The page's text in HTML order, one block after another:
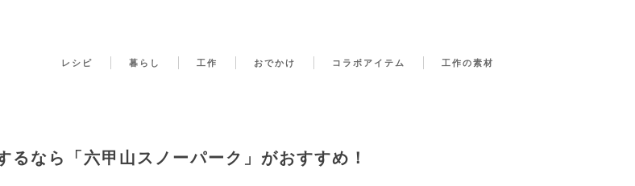
レシピ 暮らし 工作 おでかけ コラボアイテム 工作の素材
るなら「六甲山スノーパーク」がおすすめ！